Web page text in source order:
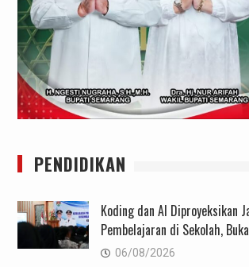
PENDIDIKAN
Koding dan AI Diproyeksikan
Pembelajaran di Sekolah,
06/08/2026